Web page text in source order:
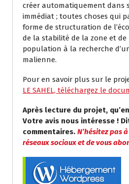
créer automatiquement dans
immédiat ; toutes choses qui
forme de structuration de
de la stabilité de la zone et de
population à la recherche
malienne.
Pour en savoir plus sur le
LE SAHEL, téléchargez le
Après lecture du projet,
Votre avis nous intéresse !
commentaires. N’hésitez pas
réseaux sociaux et de vous